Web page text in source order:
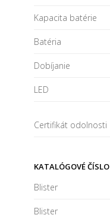
Kapacita batérie
Batéria
Dobíjanie
LED
Certifikát odolnosti
KATALÓGOVÉ ČÍSLO
Blister
Blister